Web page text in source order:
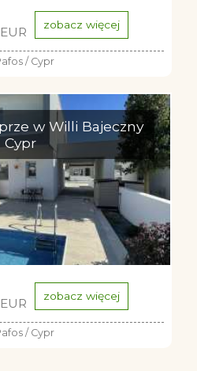
zobacz więcej
/ Cypr
w Willi Bajeczny
Cypr
zobacz więcej
/ Cypr